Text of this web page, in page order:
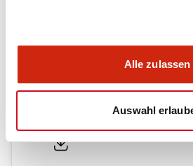
Alle zulassen
Auswahl
Kataloge & Broschüren